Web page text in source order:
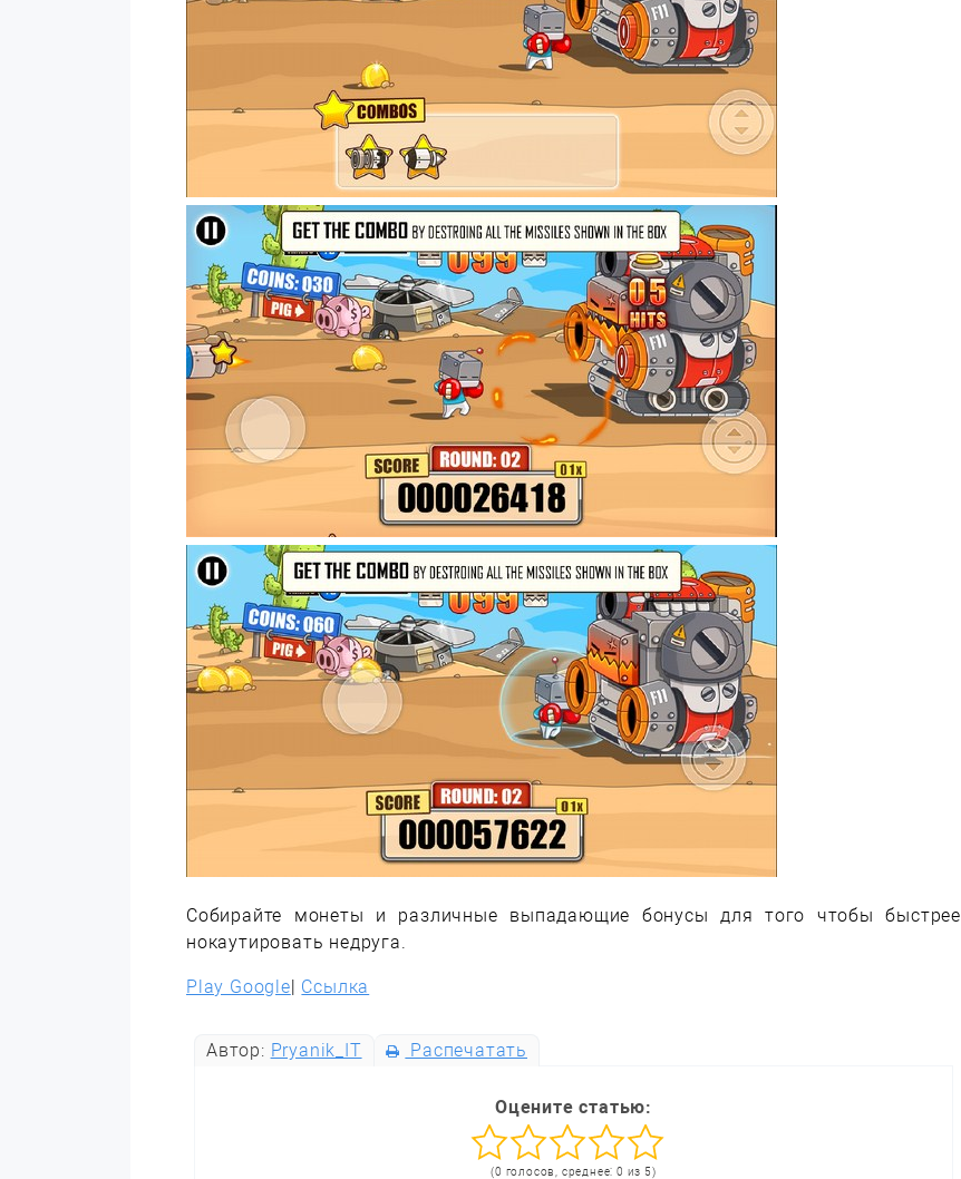
Собирайте монеты и различные выпадающие бонусы для того чтобы быстрее
нокаутировать недруга.
Play Google| Ссылка
Автор: Pryanik_IT Распечатать
Оцените статью:
(0 голосов, среднее: 0 из 5)